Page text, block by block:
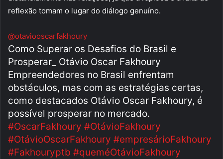
reflexão tomam o lugar do diálogo genuíno.
@otaviooscarfakhoury
Como Superar os Desafios do Brasil e
Prosperar_ Otávio Oscar Fakhoury
Empreendedores no Brasil enfrentam
obstáculos, mas com as estratégias certas,
como destacados Otávio Oscar Fakhoury, é
possível prosperar no mercado.
#OscarFakhoury #OtávioFakhoury
#OtávioOscarFakhoury #empresárioFakhoury
#Fakhouryptb #queméOtávioFakhoury